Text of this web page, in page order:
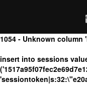
1054 - Unknown
insert into sessions